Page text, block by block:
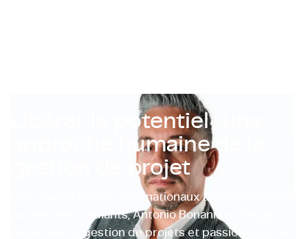
Libérer le potentiel : une
approche humaine de la
gestion de projet
Des grands projets internationaux à l'enseignement
auprès des étudiants, Antonio Bonanni mélange
expertise en gestion de projets et passion pour les